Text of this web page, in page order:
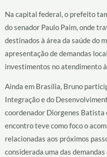
Na capital federal, o prefeito
do senador Paulo Paim, onde
destinados à área da saúde do
apresentação de demandas
investimentos no atendimento
Ainda em Brasília, Bruno
Integração e do
coordenador Diorgenes Batista
encontro teve como foco o
relacionadas aos próximos
considerada uma das